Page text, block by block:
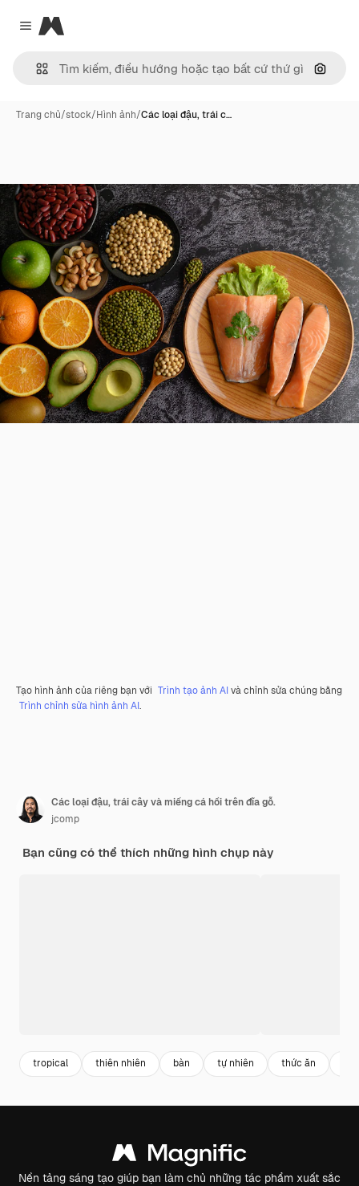
Close menu
Magnific
Tìm
Trang chủ/stock/Hình ảnh/Các loại đậu, trái c…
Tạo hình ảnh của riêng bạn với Trình tạo ảnh AIvà chỉnh sửa chúng bằng
Trình chỉnh sửa hình ảnh AI.
Các loại đậu, trái cây và miếng cá hồi trên đĩa gỗ.
jcomp
Bạn cũng có thể thích những hình chụp này
tropical thiên nhiên bàn tự nhiên thức ăn
Nền tảng sáng tạo giúp bạn làm chủ những tác phẩm xuất sắc